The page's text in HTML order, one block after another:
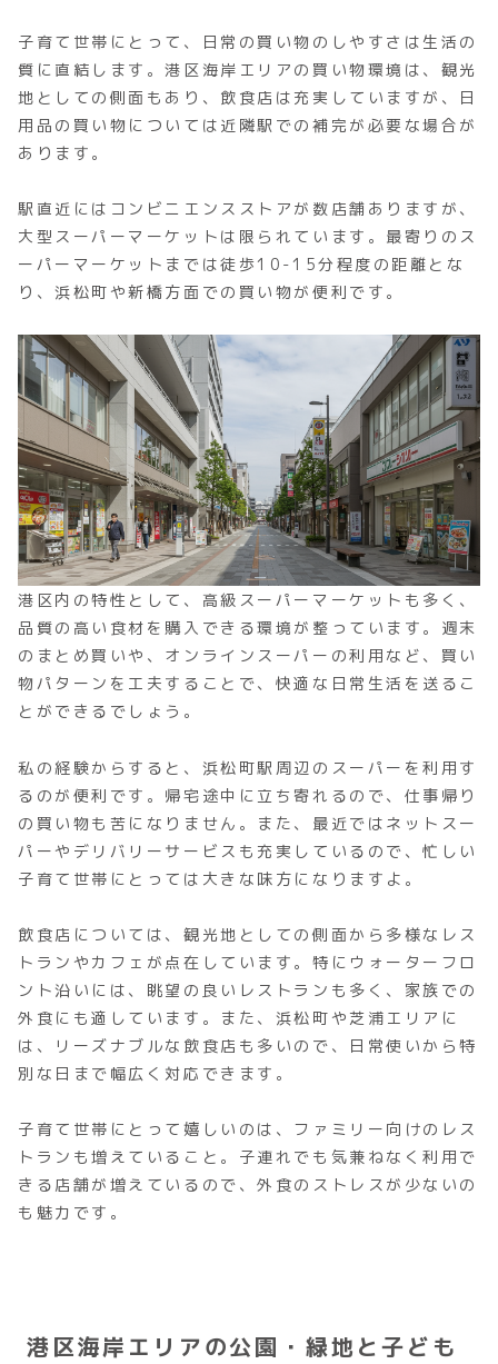
子育て世帯にとって、日常の買い物のしやすさは生活の
質に直結します。港区海岸エリアの買い物環境は、観光
地としての側面もあり、飲食店は充実していますが、日
用品の買い物については近隣駅での補完が必要な場合が
あります。
駅直近にはコンビニエンスストアが数店舗ありますが、
大型スーパーマーケットは限られています。最寄りのス
ーパーマーケットまでは徒歩10-15分程度の距離とな
り、浜松町や新橋方面での買い物が便利です。
港区内の特性として、高級スーパーマーケットも多く、
品質の高い食材を購入できる環境が整っています。週末
のまとめ買いや、オンラインスーパーの利用など、買い
物パターンを工夫することで、快適な日常生活を送るこ
とができるでしょう。
私の経験からすると、浜松町駅周辺のスーパーを利用す
るのが便利です。帰宅途中に立ち寄れるので、仕事帰り
の買い物も苦になりません。また、最近ではネットスー
パーやデリバリーサービスも充実しているので、忙しい
子育て世帯にとっては大きな味方になりますよ。
飲食店については、観光地としての側面から多様なレス
トランやカフェが点在しています。特にウォーターフロ
ント沿いには、眺望の良いレストランも多く、家族での
外食にも適しています。また、浜松町や芝浦エリアに
は、リーズナブルな飲食店も多いので、日常使いから特
別な日まで幅広く対応できます。
子育て世帯にとって嬉しいのは、ファミリー向けのレス
トランも増えていること。子連れでも気兼ねなく利用で
きる店舗が増えているので、外食のストレスが少ないの
も魅力です。
港区海岸エリアの公園・緑地と子ども